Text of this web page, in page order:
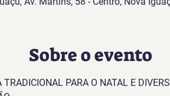
Sobre o evento
PARA O NATAL E